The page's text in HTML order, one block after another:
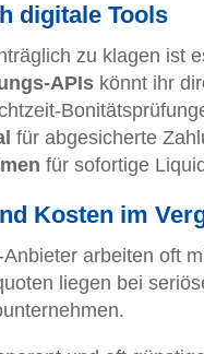
digitale Tools
zu klagen ist
APIs könnt ihr
für abgesicherte
für sofortige
Kosten im
arbeiten oft
liegen bei